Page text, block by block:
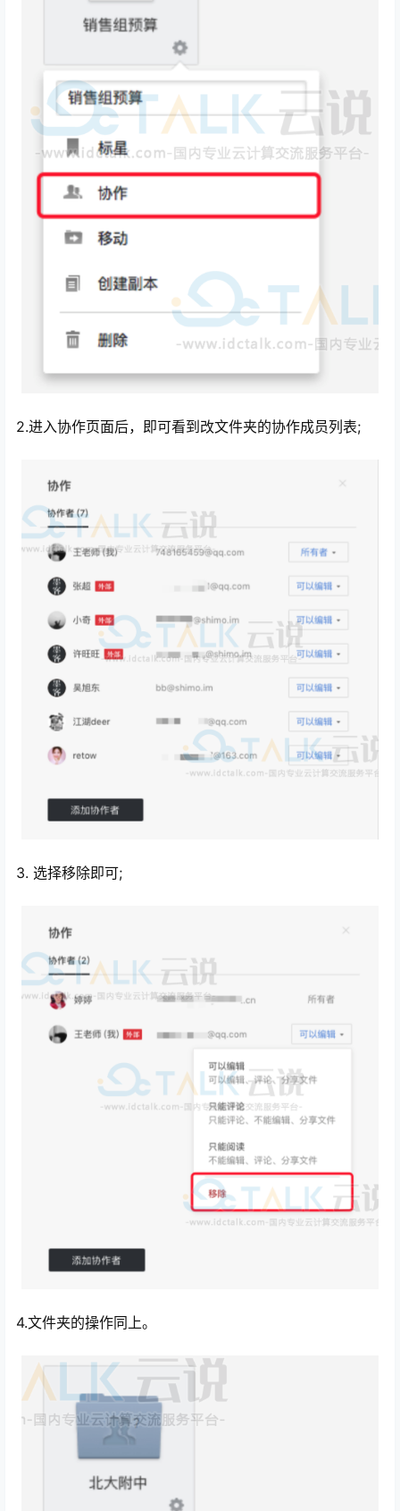
2.进入协作页面后，即可看到改文件夹的协作成员列表;
3. 选择移除即可;
4.文件夹的操作同上。